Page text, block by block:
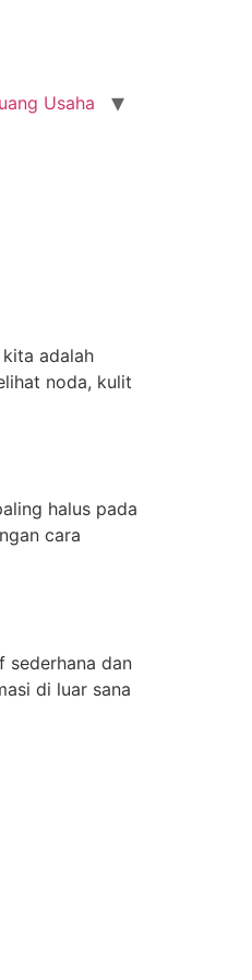
Usaha
adalah
noda, kulit
halus pada
cara
sederhana dan
di luar sana